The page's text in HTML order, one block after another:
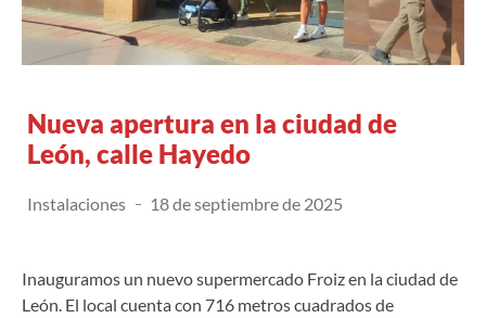
Nueva apertura en la ciudad de
León, calle Hayedo
Instalaciones 18 de septiembre de 2025
Inauguramos un nuevo supermercado Froiz en la ciudad de
León. El local cuenta con 716 metros cuadrados de